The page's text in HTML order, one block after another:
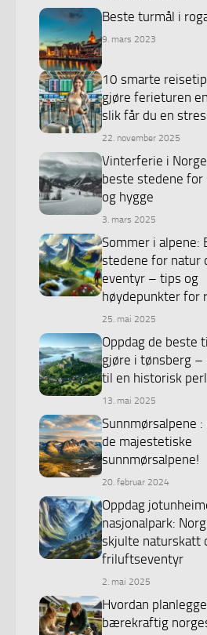
Beste turmål i
9. mars 2023
10 smarte
gjøre ferieturen
slik får du en
22. november 2025
Vinterferie i
beste stedene for
og hygge
3. mars 2025
Sommer i alpene:
stedene for natur
eventyr – tips og
høydepunkter for
25. mai 2025
Oppdag de beste
gjøre i tønsberg –
til en historisk
13. mai 2025
Sunnmørsalpene
de majestetiske
sunnmørsalpene!
20. februar 2024
Oppdag
nasjonalpark:
skjulte naturskatt
friluftseventyr
2. mai 2025
Hvordan
bærekraftig